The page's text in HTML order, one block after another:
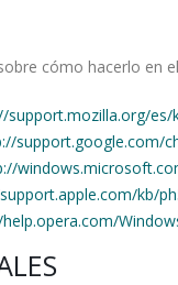
cómo hacerlo en
support.mozilla.org/es/
support.google.com/
kb/